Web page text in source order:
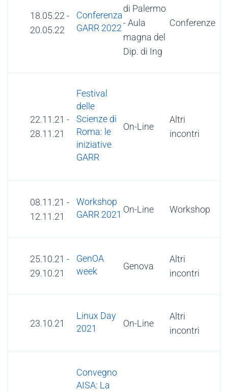
18.05.22 -
20.05.22
Conferenza
GARR 2022
di Palermo
- Aula
magna del
Dip. di Ing
Conferenze
22.11.21 -
28.11.21
Festival
delle
Scienze di
Roma: le
iniziative
GARR
On-Line
Altri
incontri
08.11.21 -
12.11.21
Workshop
GARR 2021 On-Line Workshop
25.10.21 -
29.10.21
GenOA
week
Genova
Altri
incontri
23.10.21
Linux Day
2021
On-Line
Altri
incontri
Convegno
AISA: La